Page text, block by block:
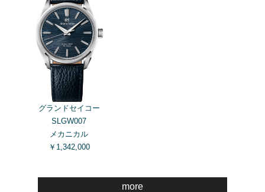
グランドセイコー
SLGW007
メカニカル
￥1,342,000
more